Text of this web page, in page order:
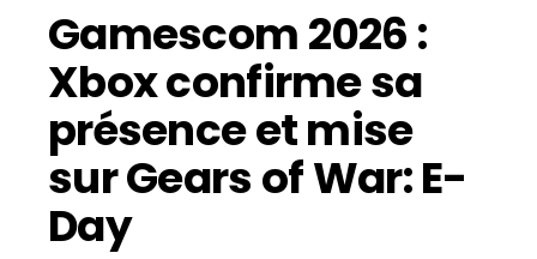
Gamescom 2026 :
Xbox confirme sa
présence et mise
sur Gears of War: E-
Day